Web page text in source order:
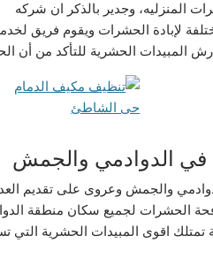
المنزليه، وجدير بالذكر ان شركه
لإبادة الحشرات ويقوم فريق
المبيدات الحشرية للتأكد من أن
الدوادمي والجمش
والجمش وعروى على تقديم
الحشرات لجميع سكان منطقة
تمتلك اقوى المبيدات الحشرية